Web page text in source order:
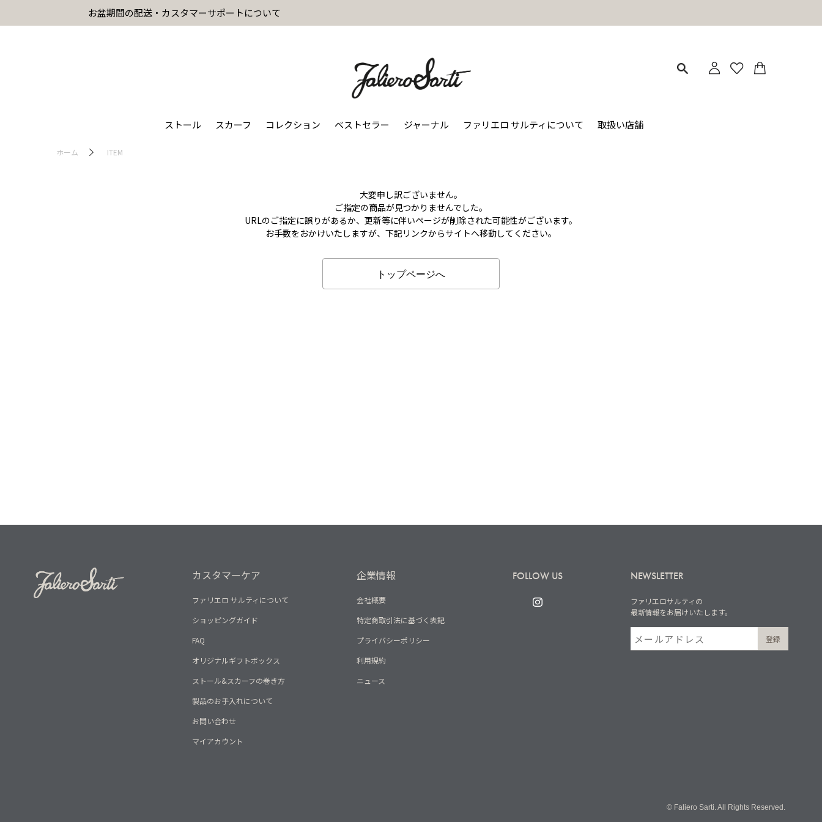
お盆期間の配送・カスタマーサポートについて
ストール スカーフ コレクション ベストセラー ジャーナル ファリエロ サルティについて 取扱い店舗
ホーム ITEM
大変申し訳ございません。
ご指定の商品が見つかりませんでした。
URLのご指定に誤りがあるか、更新等に伴いページが削除された可能性がございます。
お手数をおかけいたしますが、下記リンクからサイトへ移動してください。
トップページへ
カスタマーケア
ファリエロ サルティについて
ショッピングガイド
FAQ
オリジナルギフトボックス
ストール&スカーフの巻き方
製品のお手入れについて
お問い合わせ
マイアカウント
企業情報
会社概要
特定商取引法に基づく表記
プライバシーポリシー
利用規約
ニュース
FOLLOW US NEWSLETTER
ファリエロサルティの
最新情報をお届けいたします。
© Faliero Sarti. All Rights Reserved.